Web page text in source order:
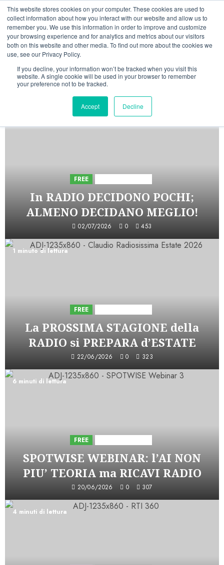
This website stores cookies on your computer. These cookies are used to
collect information about how you interact with our website and allow us to
remember you. We use this information in order to improve and customize
your browsing experience and for analytics and metrics about our visitors
both on this website and other media. To find out more about the cookies we
use, see our Privacy Policy.
If you decline, your information won’t be tracked when you visit this
website. A single cookie will be used in your browser to remember
your preference not to be tracked.
Accept Decline
Vai
contenuto
06/08/202619:10:07
LinkedinFacebook
X TelegramWhatsappMastodon
INIZIATIVE ASTORRI
FREE
In RADIO DECIDONO POCHI;
ALMENO DECIDANO MEGLIO!
02/07/2026 0 453
1 minuto di lettura
FREE
La PROSSIMA STAGIONE della
RADIO si PREPARA d’ESTATE
22/06/2026 0 323
6 minuti di lettura
FREE
SPOTWISE WEBINAR: l’AI NON
PIU’ TEORIA ma RICAVI RADIO
20/06/2026 0 307
4 minuti di lettura